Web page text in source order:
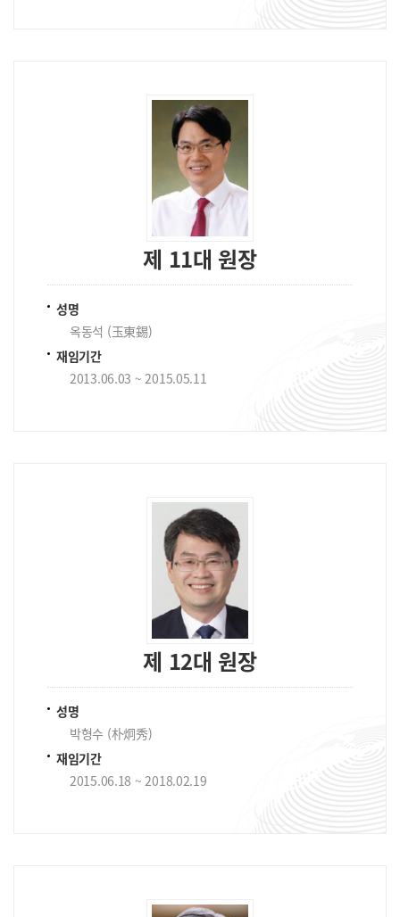
제 11대 원장
성명
옥동석 (玉東錫)
재임기간
2013.06.03 ~ 2015.05.11
제 12대 원장
성명
박형수 (朴炯秀)
재임기간
2015.06.18 ~ 2018.02.19